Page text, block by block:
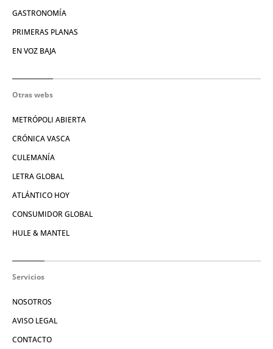
GASTRONOMÍA
PRIMERAS PLANAS
EN VOZ BAJA
Otras webs
METRÓPOLI ABIERTA
CRÓNICA VASCA
CULEMANÍA
LETRA GLOBAL
ATLÁNTICO HOY
CONSUMIDOR GLOBAL
HULE & MANTEL
Servicios
NOSOTROS
AVISO LEGAL
CONTACTO